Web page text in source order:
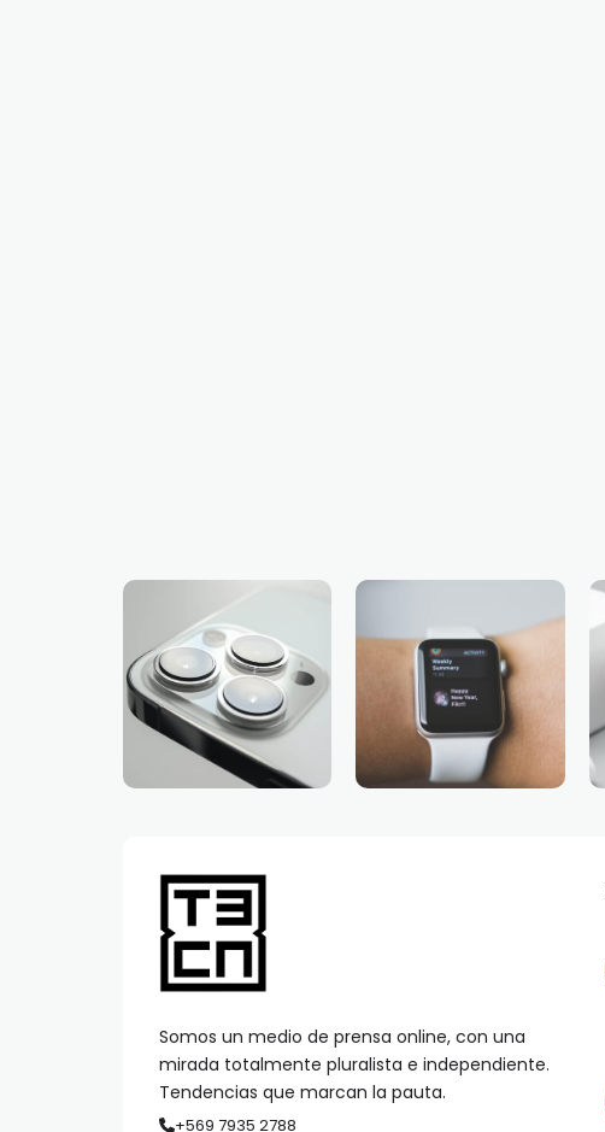
Somos un medio de prensa online, con una
mirada totalmente pluralista e independiente.
Tendencias que marcan la pauta.
+569 7935 2788